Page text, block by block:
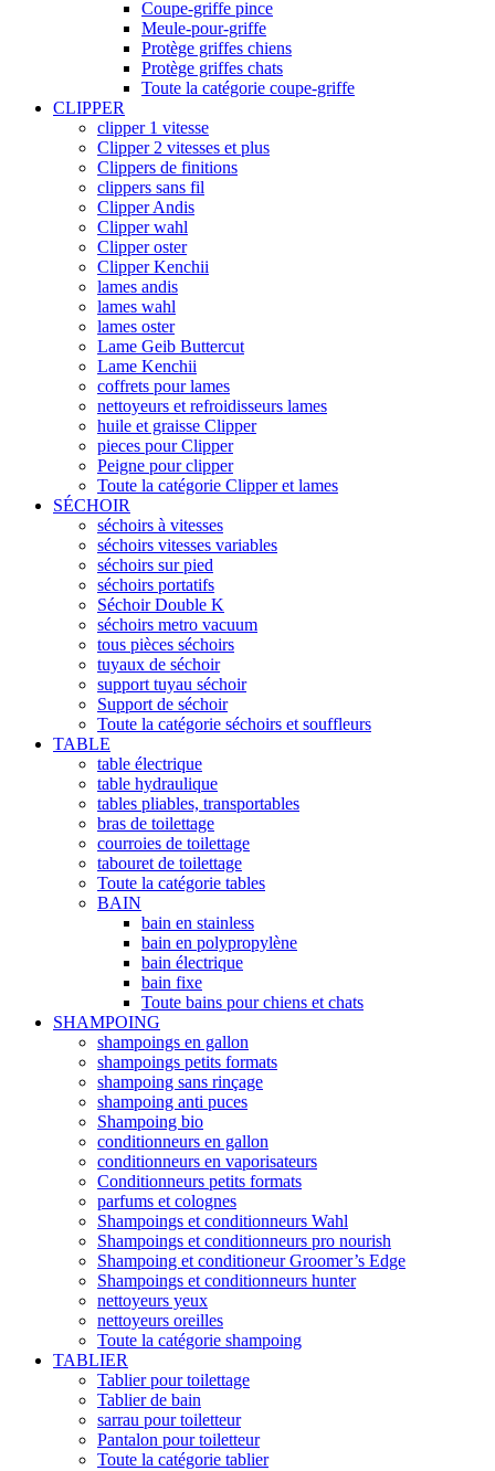
Coupe-griffe pince
Meule-pour-griffe
Protège griffes chiens
Protège griffes chats
Toute la catégorie coupe-griffe
CLIPPER
clipper 1 vitesse
Clipper 2 vitesses et plus
Clippers de finitions
clippers sans fil
Clipper Andis
Clipper wahl
Clipper oster
Clipper Kenchii
lames andis
lames wahl
lames oster
Lame Geib Buttercut
Lame Kenchii
coffrets pour lames
nettoyeurs et refroidisseurs lames
huile et graisse Clipper
pieces pour Clipper
Peigne pour clipper
Toute la catégorie Clipper et lames
SÉCHOIR
séchoirs à vitesses
séchoirs vitesses variables
séchoirs sur pied
séchoirs portatifs
Séchoir Double K
séchoirs metro vacuum
tous pièces séchoirs
tuyaux de séchoir
support tuyau séchoir
Support de séchoir
Toute la catégorie séchoirs et souffleurs
TABLE
table électrique
table hydraulique
tables pliables, transportables
bras de toilettage
courroies de toilettage
tabouret de toilettage
Toute la catégorie tables
BAIN
bain en stainless
bain en polypropylène
bain électrique
bain fixe
Toute bains pour chiens et chats
SHAMPOING
shampoings en gallon
shampoings petits formats
shampoing sans rinçage
shampoing anti puces
Shampoing bio
conditionneurs en gallon
conditionneurs en vaporisateurs
Conditionneurs petits formats
parfums et colognes
Shampoings et conditionneurs Wahl
Shampoings et conditionneurs pro nourish
Shampoing et conditioneur Groomer’s Edge
Shampoings et conditionneurs hunter
nettoyeurs yeux
nettoyeurs oreilles
Toute la catégorie shampoing
TABLIER
Tablier pour toilettage
Tablier de bain
sarrau pour toiletteur
Pantalon pour toiletteur
Toute la catégorie tablier